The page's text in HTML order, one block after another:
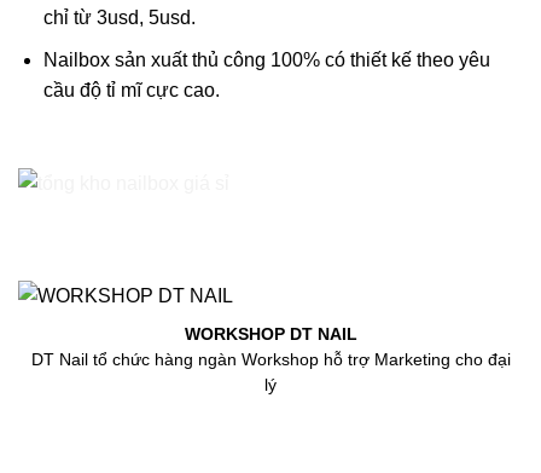
chỉ từ 3usd, 5usd.
Nailbox sản xuất thủ công 100% có thiết kế theo yêu
cầu độ tỉ mĩ cực cao.
WORKSHOP DT NAIL
DT Nail tổ chức hàng ngàn Workshop hỗ trợ Marketing cho đại
lý